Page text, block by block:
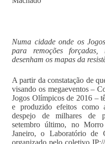
Numa cidade onde os
para remoções forçadas,
desenham os mapas da
A partir da constatação de
visando os megaeventos –
Jogos Olímpicos de 2016 –
e produzido efeitos como
despejo de milhares de
setembro último, no
Janeiro, o Laboratório de
organizado pelo coletivo